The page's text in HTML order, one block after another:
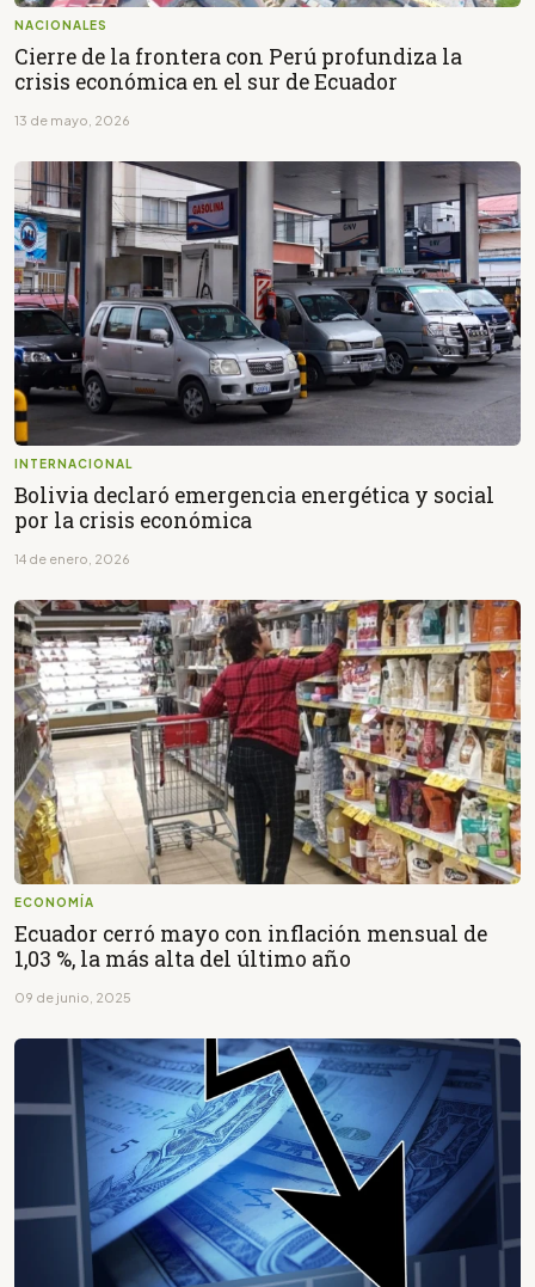
NACIONALES
Cierre de la frontera con Perú profundiza la
crisis económica en el sur de Ecuador
13 de mayo, 2026
INTERNACIONAL
Bolivia declaró emergencia energética y social
por la crisis económica
14 de enero, 2026
ECONOMÍA
Ecuador cerró mayo con inflación mensual de
1,03 %, la más alta del último año
09 de junio, 2025